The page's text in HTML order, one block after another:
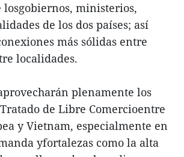
ministerios,
de los dos países; así
más sólidas entre
localidades.
plenamente los
de Libre Comercioentre
y Vietnam, especialmente en
yfortalezas como la alta